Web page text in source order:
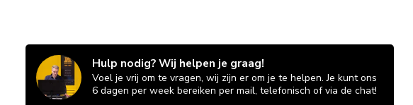
Hulp nodig? Wij helpen je graag!
Voel je vrij om te vragen, wij zijn er om je te helpen. Je kunt ons
6 dagen per week bereiken per mail, telefonisch of via de chat!